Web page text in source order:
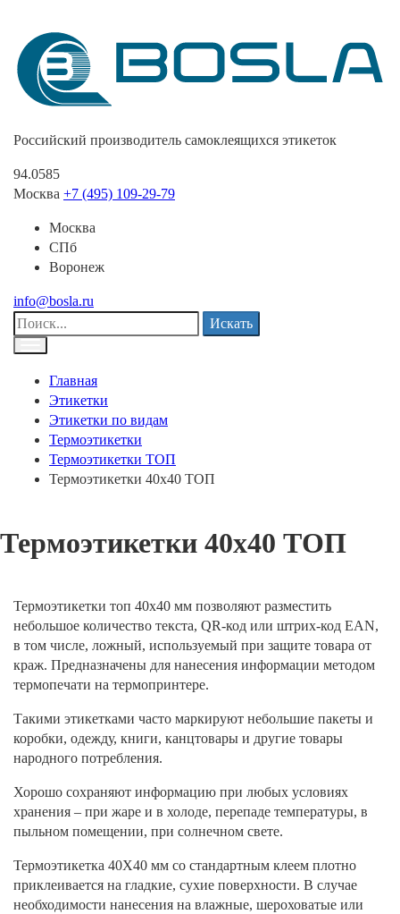
Российский производитель самоклеящихся этикеток
94.0585
Москва +7 (495) 109-29-79
Москва
СПб
Воронеж
info@bosla.ru
Искать
Главная
Этикетки
Этикетки по видам
Термоэтикетки
Термоэтикетки ТОП
Термоэтикетки 40х40 ТОП
Термоэтикетки 40х40 ТОП
Термоэтикетки топ 40х40 мм позволяют разместить
небольшое количество текста, QR-код или штрих-код EAN,
в том числе, ложный, используемый при защите товара от
краж. Предназначены для нанесения информации методом
термопечати на термопринтере.
Такими этикетками часто маркируют небольшие пакеты и
коробки, одежду, книги, канцтовары и другие товары
народного потребления.
Хорошо сохраняют информацию при любых условиях
хранения – при жаре и в холоде, перепаде температуры, в
пыльном помещении, при солнечном свете.
Термоэтикетка 40Х40 мм со стандартным клеем плотно
приклеивается на гладкие, сухие поверхности. В случае
необходимости нанесения на влажные, шероховатые или